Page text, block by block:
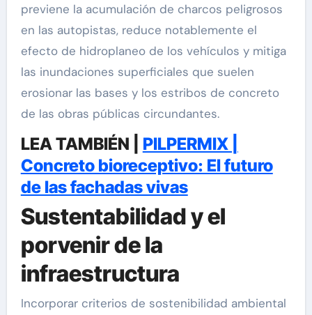
previene la acumulación de charcos peligrosos
en las autopistas, reduce notablemente el
efecto de hidroplaneo de los vehículos y mitiga
las inundaciones superficiales que suelen
erosionar las bases y los estribos de concreto
de las obras públicas circundantes.
LEA TAMBIÉN | PILPERMIX |
Concreto bioreceptivo: El futuro
de las fachadas vivas
Sustentabilidad y el
porvenir de la
infraestructura
Incorporar criterios de sostenibilidad ambiental